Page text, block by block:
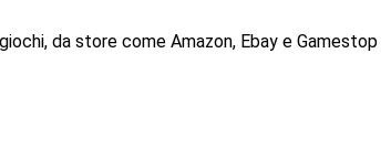
da store come Amazon, Ebay e Gamestop